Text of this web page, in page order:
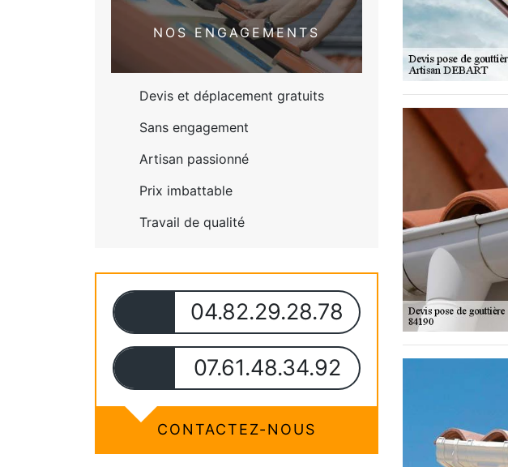
NOS ENGAGEMENTS
Devis et déplacement gratuits
Sans engagement
Artisan passionné
Prix imbattable
Travail de qualité
04.82.29.28.78
07.61.48.34.92
CONTACTEZ-NOUS